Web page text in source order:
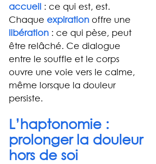
accueil : ce qui est, est.
Chaque expiration offre une
libération : ce qui pèse, peut
être relâché. Ce dialogue
entre le souffle et le corps
ouvre une voie vers le calme,
même lorsque la douleur
persiste.
L’haptonomie :
prolonger la douleur
hors de soi